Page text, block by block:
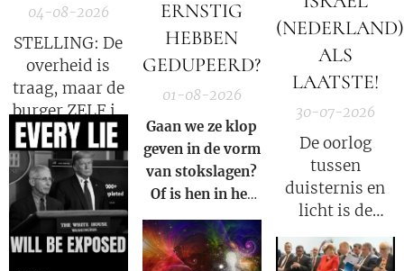
04-08-2026
STELLING: De
overheid is
traag, maar de
burger ZELF is
de oorzaak!
ERNSTIG
HEBBEN
GEDUPEERD?
01-08-2026
Gaan we ze klop
geven in de vorm
van stokslagen?
Of is hen in het
Licht zetten van
de Waarheid een
veel grotere
(NEDERLAND)
ALS
LAATSTE!
30-07-2026
De oorlog
tussen
duisternis en
licht is de
oorlog tussen
Satan en God.